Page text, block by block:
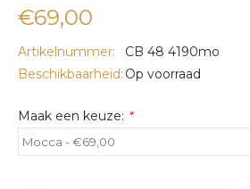
€69,00
Artikelnummer:
CB 48 4190mo
Beschikbaarheid: Op voorraad
Maak een keuze: *